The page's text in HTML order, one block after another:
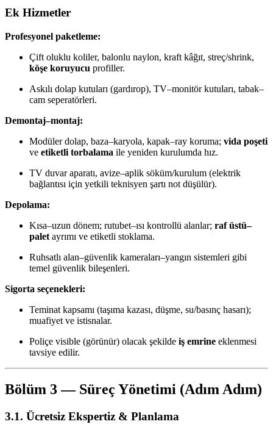
Ek Hizmetler
Profesyonel paketleme:
Çift oluklu koliler, balonlu naylon, kraft kâğıt, streç/shrink,
köşe koruyucu profiller.
Askılı dolap kutuları (gardırop), TV–monitör kutuları, tabak–
cam seperatörleri.
Demontaj–montaj:
Modüler dolap, baza–karyola, kapak–ray koruma; vida poşeti
ve etiketli torbalama ile yeniden kurulumda hız.
TV duvar aparatı, avize–aplik söküm/kurulum (elektrik
bağlantısı için yetkili teknisyen şartı not düşülür).
Depolama:
Kısa–uzun dönem; rutubet–ısı kontrollü alanlar; raf üstü–
palet ayrımı ve etiketli stoklama.
Ruhsatlı alan–güvenlik kameraları–yangın sistemleri gibi
temel güvenlik bileşenleri.
Sigorta seçenekleri:
Teminat kapsamı (taşıma kazası, düşme, su/basınç hasarı);
muafiyet ve istisnalar.
Poliçe visible (görünür) olacak şekilde iş emrine eklenmesi
tavsiye edilir.
Bölüm 3 — Süreç Yönetimi (Adım Adım)
3.1. Ücretsiz Ekspertiz & Planlama